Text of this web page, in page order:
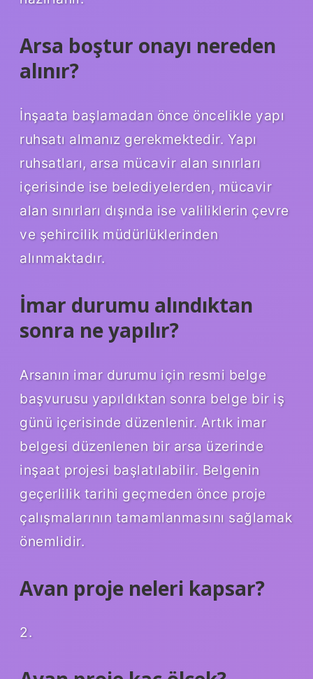
Arsa boştur onayı nereden
alınır?
İnşaata başlamadan önce öncelikle yapı
ruhsatı almanız gerekmektedir. Yapı
ruhsatları, arsa mücavir alan sınırları
içerisinde ise belediyelerden, mücavir
alan sınırları dışında ise valiliklerin çevre
ve şehircilik müdürlüklerinden
alınmaktadır.
İmar durumu alındıktan
sonra ne yapılır?
Arsanın imar durumu için resmi belge
başvurusu yapıldıktan sonra belge bir iş
günü içerisinde düzenlenir. Artık imar
belgesi düzenlenen bir arsa üzerinde
inşaat projesi başlatılabilir. Belgenin
geçerlilik tarihi geçmeden önce proje
çalışmalarının tamamlanmasını sağlamak
önemlidir.
Avan proje neleri kapsar?
2.